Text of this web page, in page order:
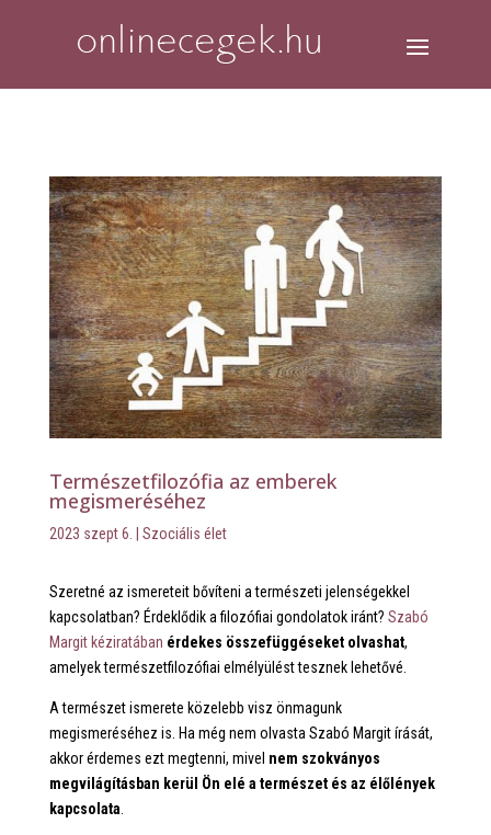
Természetfilozófia az emberek
megismeréséhez
2023 szept 6. Szociális élet
Szeretné az ismereteit bővíteni a természeti jelenségekkel
kapcsolatban? Érdeklődik a filozófiai gondolatok iránt? Szabó
Margit kéziratában érdekes összefüggéseket olvashat,
amelyek természetfilozófiai elmélyülést tesznek lehetővé.
A természet ismerete közelebb visz önmagunk
megismeréséhez is. Ha még nem olvasta Szabó Margit írását,
akkor érdemes ezt megtenni, mivel nem szokványos
megvilágításban kerül Ön elé a természet és az élőlények
kapcsolata